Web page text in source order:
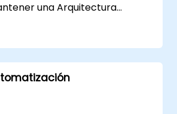
una Arquitectura
versión 1.2.